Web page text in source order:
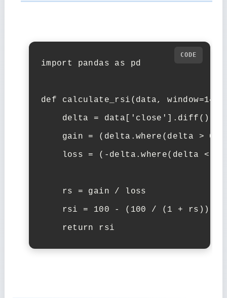
import pandas as pd
def calculate_rsi ( data, window=14
delta
= data 'close' . diff ()
gain
= ( delta . where ( delta > 0
loss
= ( - delta .where( delta <
rs = gain /
loss
rsi
= 100 - ( 100 / ( 1 + rs ))
return
rsi